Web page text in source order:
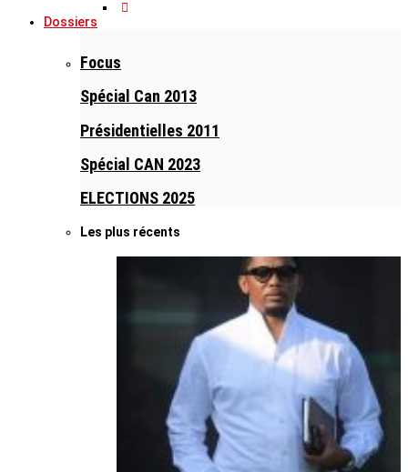
Dossiers
Focus
Spécial Can 2013
Présidentielles 2011
Spécial CAN 2023
ELECTIONS 2025
Les plus récents